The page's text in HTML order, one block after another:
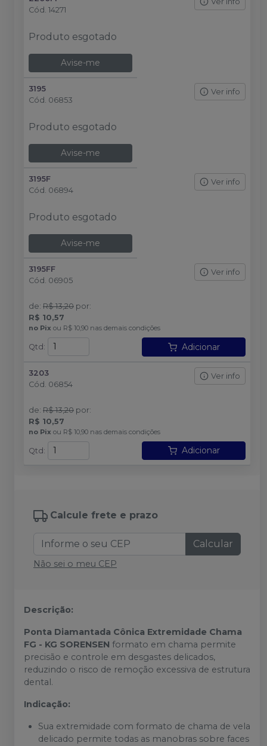
Cód. 14271
Produto esgotado
Avise-me
3195
Cód. 06853
Ver info
Produto esgotado
Avise-me
3195F
Cód. 06894
Ver info
Produto esgotado
Avise-me
3195FF
Cód. 06905
Ver info
de: R$ 13,20 por:
R$ 10,57
no Pix ou R$ 10,90 nas demais condições
Qtd : Adicionar
3203
Cód. 06854
Ver info
de: R$ 13,20 por:
R$ 10,57
no Pix ou R$ 10,90 nas demais condições
Qtd: Adicionar
Calcule frete e prazo
Calcular
Não sei o meu CEP
Descrição:
Ponta Diamantada Cônica Extremidade Chama
FG - KG SORENSEN formato em chama permite
precisão e controle em desgastes delicados,
reduzindo o risco de remoção excessiva de estrutura
dental.
Indicação:
Sua extremidade com formato de chama de vela
delicado permite todas as manobras sobre faces